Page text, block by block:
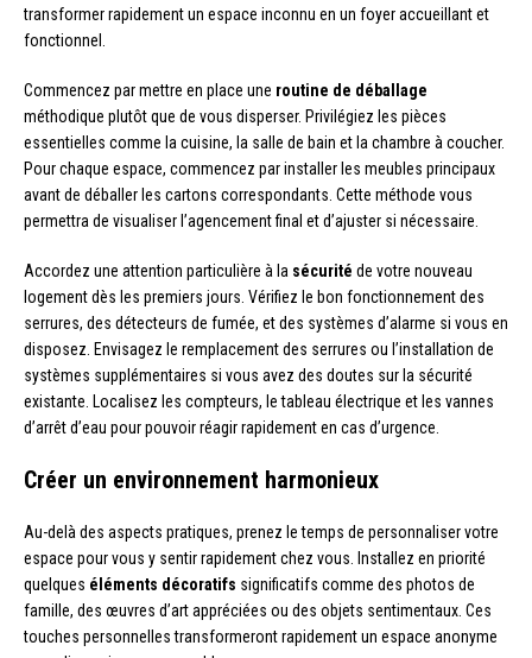
transformer rapidement un espace inconnu en un foyer accueillant et
fonctionnel.
Commencez par mettre en place une routine de déballage
méthodique plutôt que de vous disperser. Privilégiez les pièces
essentielles comme la cuisine, la salle de bain et la chambre à coucher.
Pour chaque espace, commencez par installer les meubles principaux
avant de déballer les cartons correspondants. Cette méthode vous
permettra de visualiser l’agencement final et d’ajuster si nécessaire.
Accordez une attention particulière à la sécurité de votre nouveau
logement dès les premiers jours. Vérifiez le bon fonctionnement des
serrures, des détecteurs de fumée, et des systèmes d’alarme si vous en
disposez. Envisagez le remplacement des serrures ou l’installation de
systèmes supplémentaires si vous avez des doutes sur la sécurité
existante. Localisez les compteurs, le tableau électrique et les vannes
d’arrêt d’eau pour pouvoir réagir rapidement en cas d’urgence.
Créer un environnement harmonieux
Au-delà des aspects pratiques, prenez le temps de personnaliser votre
espace pour vous y sentir rapidement chez vous. Installez en priorité
quelques éléments décoratifs significatifs comme des photos de
famille, des œuvres d’art appréciées ou des objets sentimentaux. Ces
touches personnelles transformeront rapidement un espace anonyme